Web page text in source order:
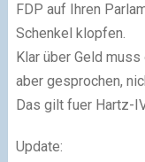
FDP auf Ihren
Schenkel klopfen.
Klar über Geld
aber gesprochen,
Das gilt fuer Hartz-
Update: